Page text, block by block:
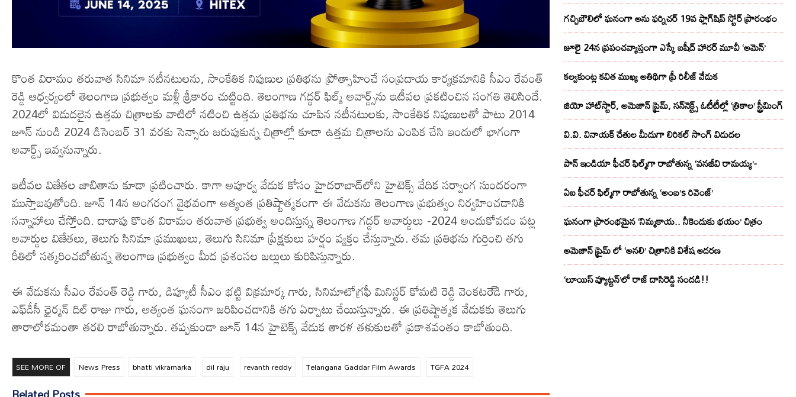
కొంత విరామం తరువాత సినిమా నటీనటులను, సాంకేతిక నిపుణుల ప్రతిభను ప్రోత్సాహించే సంప్రదాయ కార్యక్రమానికి సీఎం రేవంత్‌
రెడ్డి ఆధ్వర్యంలో తెలంగాణ ప్రభుత్వం మళ్లీ శ్రీకారం చుట్టింది. తెలంగాణ గద్ధర్‌ ఫిల్మ్‌ అవార్డ్స్‌ను ఇటీవల ప్రకటించిన సంగతి తెలిసిందే.
2024లో విడుదలైన ఉత్తమ చిత్రాలకు వాటిలో నటించి ఉత్తమ ప్రతిభను చూపిన నటీనటులకు, సాంకేతిక నిపుణులతో పాటు 2014
జూన్‌ నుండి 2024 డిసెంబర్‌ 31 వరకు సెన్సారు జరుపుకున్న చిత్రాల్లో కూడా ఉత్తమ చిత్రాలను ఎంపిక చేసి ఇందులో భాగంగా
అవార్డ్స్‌ ఇవ్వనున్నారు.
ఇటీవల విజేతల జాబితాను కూడా ప్రటించారు. కాగా అపూర్వ వేడుక కోసం హైదరాబాద్‌లోని హైటెక్స్‌ వేదిక సర్వాంగ సుందరంగా
ముస్తాబవుతోంది. జూన్‌ 14న అంగరంగ వైభవంగా అత్యంత ప్రతిష్టాత్మకంగా ఈ వేడుకను తెలంగాణ ప్రభుత్వం నిర్వహించడానికి
సన్నాహాలు చేస్తోంది. దాదాపు కొంత విరామం తరువాత ప్రభుత్వ అందిస్తున్న తెలంగాణ గద్దర్‌ అవార్డులు -2024 అందుకోవడం పట్ల
అవార్డుల విజేతలు, తెలుగు సినిమా ప్రముఖులు, తెలుగు సినిమా ప్రేక్షకులు హర్షం వ్యక్తం చేస్తున్నారు. తమ ప్రతిభను గుర్తించి తగు
రీతిలో సత్కరించబోతున్న తెలంగాణ ప్రభుత్వం మీద ప్రశంసల జల్లులు కురిపిస్తున్నారు.
ఈ వేడుకను సీఎం రేవంత్‌ రెడ్డి గారు, డిప్యూటీ సీఎం భట్టి విక్రమార్క గారు, సినిమాటోగ్రఫీ మినిస్టర్‌ కోమటి రెడ్డి వెంకటరె్డి గారు,
ఎఫ్‌డీసీ ఛైర్మన్‌ దిల్‌ రాజు గారు, అత్యంత ఘనంగా జరిపించడానికి తగు ఏర్పాటు చేయిస్తున్నారు. ఈ ప్రతిష్టాత్మక వేడుకకు తెలుగు
తారాలోకమంతా తరలి రాబోతున్నారు. తప్పకుండా జూన్‌ 14న హైటెక్స్‌ వేడుక తారళ తళుకులతో ప్రకాశవంతం కాబోతుంది.
SEE MORE OF News Press bhatti vikramarka dil raju revanth reddy Telangana Gaddar Film Awards TGFA 2024
గచ్చిబౌలిలో ఘనంగా అను ఫర్నిచర్ 19వ ఫ్లాగ్‌షిప్ స్టోర్ ప్రారంభం
జూలై 24న ప్రపంచవ్యాప్తంగా ఎస్కే బషీద్‌ హారర్ మూవీ ‘అమెన్’
కల్వకుంట్ల కవిత ముఖ్య అతిథిగా ప్రీ రిలీజ్ వేడుక
జియో హాట్‌స్టార్, అమెజాన్ ప్రైమ్, సన్‌నెక్ట్స్ ఓటీటీల్లో ‘త్రికాల’ స్ట్రీమింగ్
వి.వి. వినాయక్ చేతుల మీదుగా లిరికల్ సాంగ్ విడుదల
పాన్ ఇండియా ఫీచర్ ఫిల్మ్‌గా రాబోతున్న ‘వనజీవి రామయ్య’-
ఏఐ ఫీచర్ ఫిల్మ్‌గా రాబోతున్న ‘అంబ’s రివెంజ్’
ఘనంగా ప్రారంభమైన ‘నిమ్మకాయ.. నీకెందుకు భయం’ చిత్రం
అమెజాన్ ప్రైమ్ లో ‘అనలి’ చిత్రానికి విశేష ఆదరణ
‘లూయిస్ వ్యూట్టన్’లో రాజ్ దాసిరెడ్డి సందడి!!